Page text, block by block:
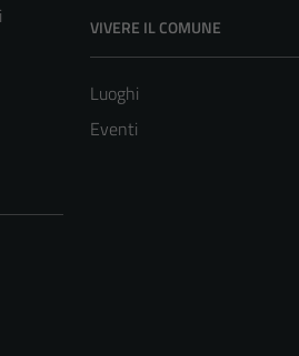
VIVERE IL COMUNE
Luoghi
Eventi